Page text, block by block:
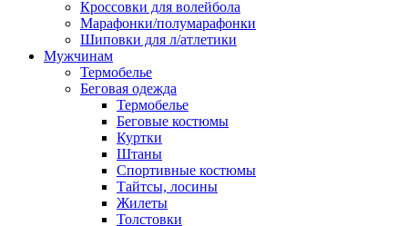
Кроссовки для волейбола
Марафонки/полумарафонки
Шиповки для л/атлетики
Мужчинам
Термобелье
Беговая одежда
Термобелье
Беговые костюмы
Куртки
Штаны
Спортивные костюмы
Тайтсы, лосины
Жилеты
Толстовки